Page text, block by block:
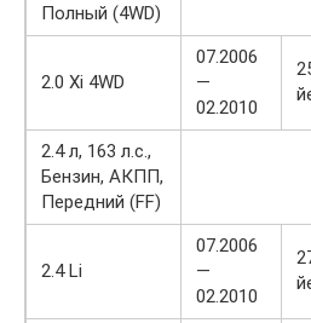
Полный (4WD)
2.0 Xi 4WD
07.2006
—
02.2010
2.4 л, 163 л.с.,
Бензин, АКПП,
Передний (FF)
2.4 Li
07.2006
—
02.2010